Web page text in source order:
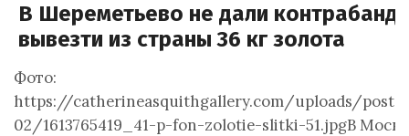
В Шереметьево не дали
вывезти из страны 36 кг золота
Фото:
https://catherineasquithgallery.com/uploads/
02/1613765419_41-p-fon-zolotie-slitki-51.jpgВ